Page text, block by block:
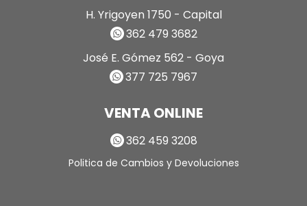
H. Yrigoyen 1750 - Capital
362 479 3682
José E. Gómez 562 - Goya
377 725 7967
VENTA ONLINE
362 459 3208
Politica de Cambios y Devoluciones